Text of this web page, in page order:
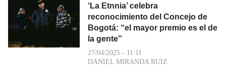
‘La Etnnia’ celebra
reconocimiento del Concejo de
Bogotá: “el mayor premio es el de
la gente”
27/04/2025 - 11:11
DANIEL MIRANDA RUIZ